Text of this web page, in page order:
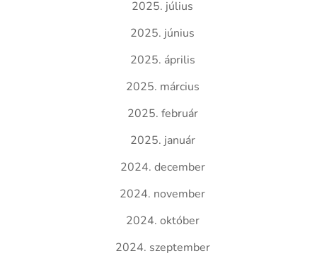
2025. július
2025. június
2025. április
2025. március
2025. február
2025. január
2024. december
2024. november
2024. október
2024. szeptember